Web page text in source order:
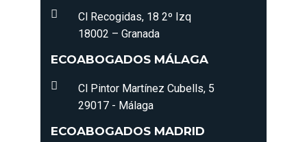
Cl Recogidas, 18 2º Izq
18002 – Granada
ECOABOGADOS MÁLAGA
Cl Pintor Martínez Cubells, 5
29017 - Málaga
ECOABOGADOS MADRID